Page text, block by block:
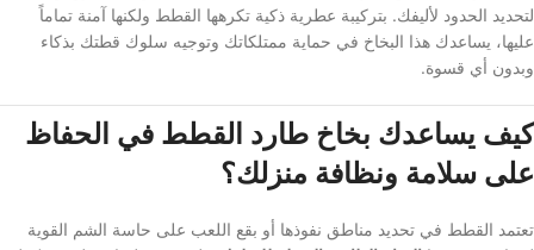
لتحديد الحدود لأليفك. بتركيبة عطرية ذكية تكرهها القطط ولكنها آمنة تماماً
عليها، يساعدك هذا البخاخ في حماية ممتلكاتك وتوجيه سلوك قطتك بذكاء
وبدون أي قسوة.
كيف يساعدك بخاخ طارد القطط في الحفاظ
على سلامة ونظافة منزلك؟
تعتمد القطط في تحديد مناطق نفوذها أو بقع اللعب على حاسة الشم القوية